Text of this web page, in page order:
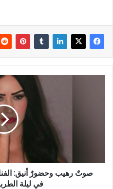
صوتٌ رهيب وحضورٌ أنيق:
في ليلة